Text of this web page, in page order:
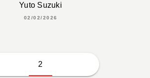
Yuto Suzuki
02/02/2026
2